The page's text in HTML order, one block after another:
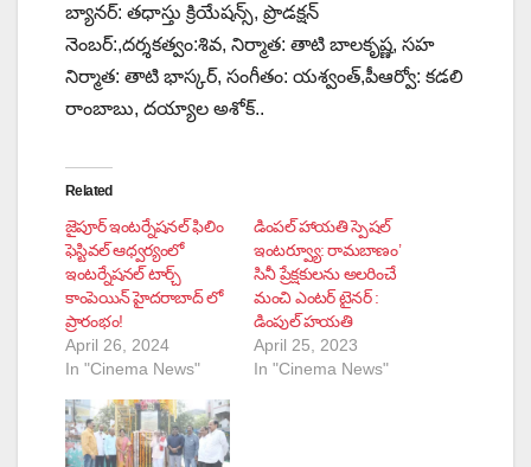
బ్యానర్: తధాస్తు క్రియేషన్స్, ప్రొడక్షన్
నెంబర్:,ద‌ర్శకత్వం:శివ, నిర్మాత: తాటి బాలకృష్ణ, సహ
నిర్మాత: తాటి భాస్కర్, సంగీతం: యశ్వంత్,పీఆర్వో: క‌డ‌లి
రాంబాబు, ద‌య్యాల అశోక్..
Related
జైపూర్ ఇంటర్నేషనల్ ఫిలిం
ఫెస్టివల్ ఆధ్వర్యంలో
ఇంటర్నేషనల్ టార్చ్
కాంపెయిన్ హైదరాబాద్ లో
ప్రారంభం!
April 26, 2024
In "Cinema News"
డింపల్ హాయతి స్పెషల్
ఇంటర్వ్యూ: రామబాణం’
సినీ ప్రేక్షకులను అలరించే
మంచి ఎంటర్‌ టైనర్‌ :
డింపుల్ హయతి
April 25, 2023
In "Cinema News"